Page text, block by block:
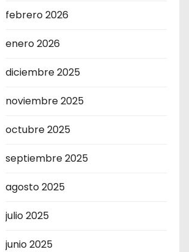
febrero 2026
enero 2026
diciembre 2025
noviembre 2025
octubre 2025
septiembre 2025
agosto 2025
julio 2025
junio 2025